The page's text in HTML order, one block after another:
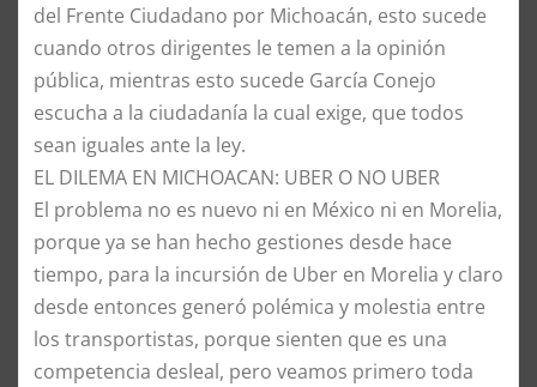
del Frente Ciudadano por Michoacán, esto sucede
cuando otros dirigentes le temen a la opinión
pública, mientras esto sucede García Conejo
escucha a la ciudadanía la cual exige, que todos
sean iguales ante la ley.
​EL DILEMA EN MICHOACAN: UBER O NO UBER
​El problema no es nuevo ni en México ni en Morelia,
porque ya se han hecho gestiones desde hace
tiempo, para la incursión de Uber en Morelia y claro
desde entonces generó polémica y molestia entre
los transportistas, porque sienten que es una
competencia desleal, pero veamos primero toda